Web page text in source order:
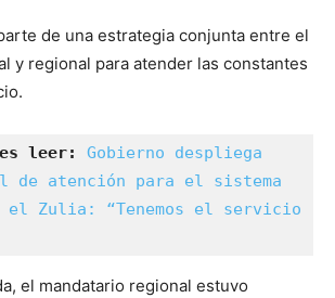
de una estrategia conjunta entre el
y regional para atender las constantes
leer:
Gobierno despliega
de atención para el sistema
Zulia: “Tenemos el servicio
el mandatario regional estuvo